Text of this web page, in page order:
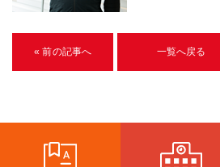
U-15メタバースプログラミング講座
入学案内
イベント
ブログ
« 前の記事へ 一覧へ戻る